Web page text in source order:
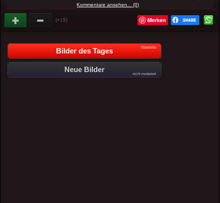
Kommentare ansehen... (0)
(+15) Merken
Bilder des Tages Startseite
Neue Bilder
nicht moderiert